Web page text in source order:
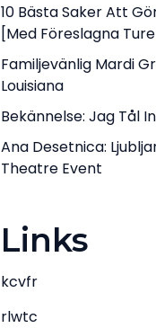
10 Bästa Saker Att
[med Föreslagna
Familjevänlig Mardi
Louisiana
Bekännelse: Jag Tål
Ana Desetnica:
Theatre Event
Links
kcvfr
rlwtc